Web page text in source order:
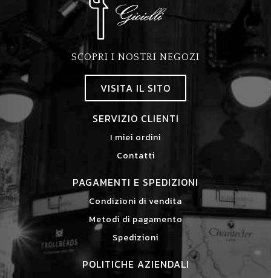
SCOPRI I NOSTRI NEGOZI
VISITA IL SITO
SERVIZIO CLIENTI
I miei ordini
Contatti
PAGAMENTI E SPEDIZIONI
Condizioni di vendita
Metodi di pagamento
Spedizioni
POLITICHE AZIENDALI